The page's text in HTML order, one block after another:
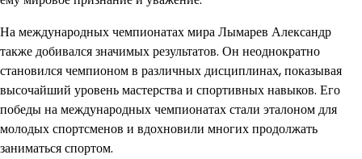
На международных чемпионатах мира Лымарев Александр
также добивался значимых результатов. Он неоднократно
становился чемпионом в различных дисциплинах, показывая
высочайший уровень мастерства и спортивных навыков. Его
победы на международных чемпионатах стали эталоном для
молодых спортсменов и вдохновили многих продолжать
заниматься спортом.